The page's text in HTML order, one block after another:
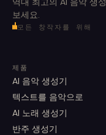
보세요.
모든 창작자를 위해
제품
AI 음악 생성기
텍스트를 음악으로
AI 노래 생성기
반주 생성기